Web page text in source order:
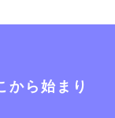
から始まり